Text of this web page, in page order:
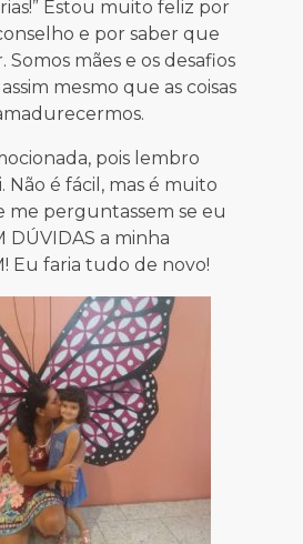
Estou muito feliz por
e por saber que
mães e os desafios
mesmo que as coisas
pois lembro
Não é fácil, mas é muito
me perguntassem se eu
DÚVIDAS a minha
Eu faria tudo de novo!